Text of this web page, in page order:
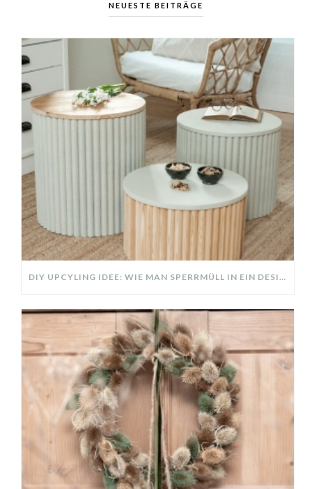
NEUESTE BEITRÄGE
DIY UPCYLING IDEE: WIE MAN SPERRMÜLL IN EIN DESIGNER TEIL VERWANDELT